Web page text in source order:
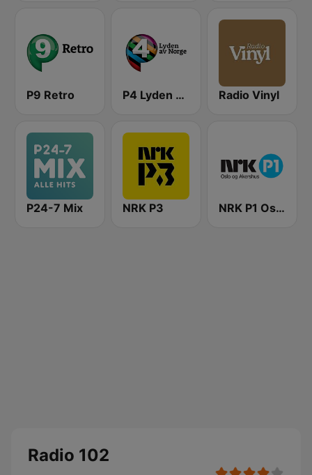
P9 Retro P4 Lyden av Norge Radio Vinyl
P24-7 Mix NRK P3 NRK P1 Oslo og Akershus
Radio 102